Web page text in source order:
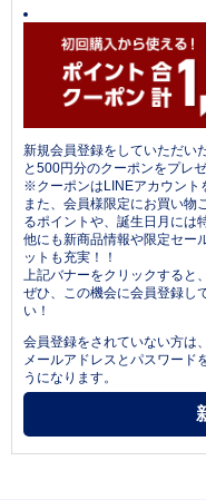
新規会員登録をしていただい
と500円分のクーポンをプレゼ
※クーポンはLINEアカウント
また、会員様限定にお買い物
るポイントや、誕生日月には
他にも新商品情報や限定セー
ットも充実！！
上記バナーをクリックすると
ぜひ、この機会に会員登録し
い！
会員登録をされていない方は
メールアドレスとパスワード
うになります。